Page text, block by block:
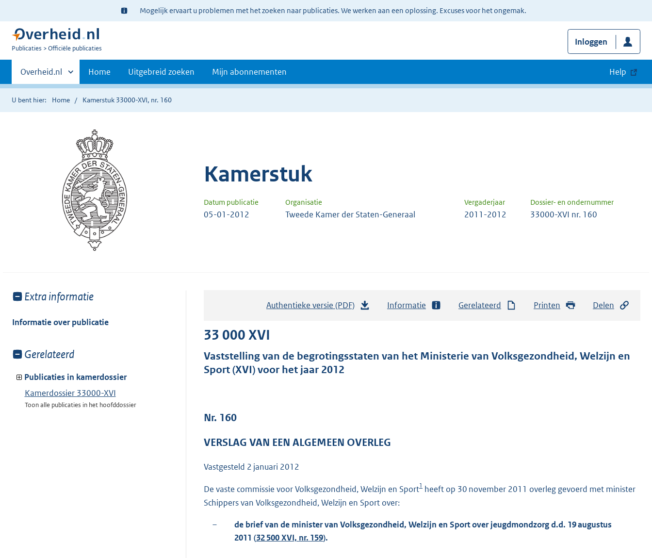
Ter
informatie:
Mogelijk ervaart u problemen met het zoeken naar publicaties. We werken aan een oplossing. Excuses voor het ongemak.
U
Publicaties Officiële publicaties
Inloggen
Primaire
navigatie
Andere
sites
binnen
Overheid.nl Home Uitgebreid zoeken Mijn abonnementen Help
U bent hier: Home Kamerstuk 33000-XVI, nr. 160
Kamerstuk
Datum publicatie Organisatie Vergaderjaar Dossier- en ondernummer
05-01-2012 Tweede Kamer der Staten-Generaal 2011-2012 33000-XVI nr. 160
Toon
van:
Extra informatie
Informatie over publicatie
Toon
van:
Gerelateerd
Publicaties in kamerdossier
Kamerdossier 33000-XVI
Toon alle publicaties in het hoofddossier
Authentieke versie (PDF)
a
o
o
e
:
0
Informatie Gerelateerd Printen Delen
33 000 XVI
Vaststelling van de begrotingsstaten van het Ministerie van Volksgezondheid, Welzijn en
Sport (XVI) voor het jaar 2012
Nr. 160
VERSLAG VAN EEN ALGEMEEN OVERLEG
Vastgesteld 2 januari 2012
De vaste commissie voor Volksgezondheid, Welzijn en Sport1 heeft op 30 november 2011 overleg gevoerd met minister
Schippers van Volksgezondheid, Welzijn en Sport over:
–
de brief van de minister van Volksgezondheid, Welzijn en Sport over jeugdmondzorg d.d. 19 augustus
2011 (32 500 XVI, nr. 159).